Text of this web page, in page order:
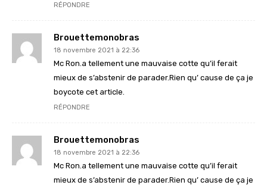
RÉPONDRE
Brouettemonobras
18 novembre 2021 à 22:36
Mc Ron.a tellement une mauvaise cotte qu’il ferait
mieux de s’abstenir de parader.Rien qu’ cause de ça je
boycote cet article.
RÉPONDRE
Brouettemonobras
18 novembre 2021 à 22:36
Mc Ron.a tellement une mauvaise cotte qu’il ferait
mieux de s’abstenir de parader.Rien qu’ cause de ça je